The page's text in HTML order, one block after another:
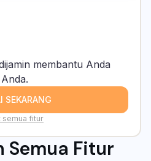
membantu Anda
SEKARANG
semua fitur
Semua Fitur